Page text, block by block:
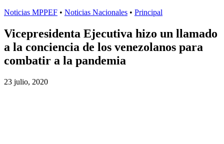
Noticias MPPEF • Noticias Nacionales • Principal
Vicepresidenta Ejecutiva hizo un llamado
a la conciencia de los venezolanos para
combatir a la pandemia
23 julio, 2020